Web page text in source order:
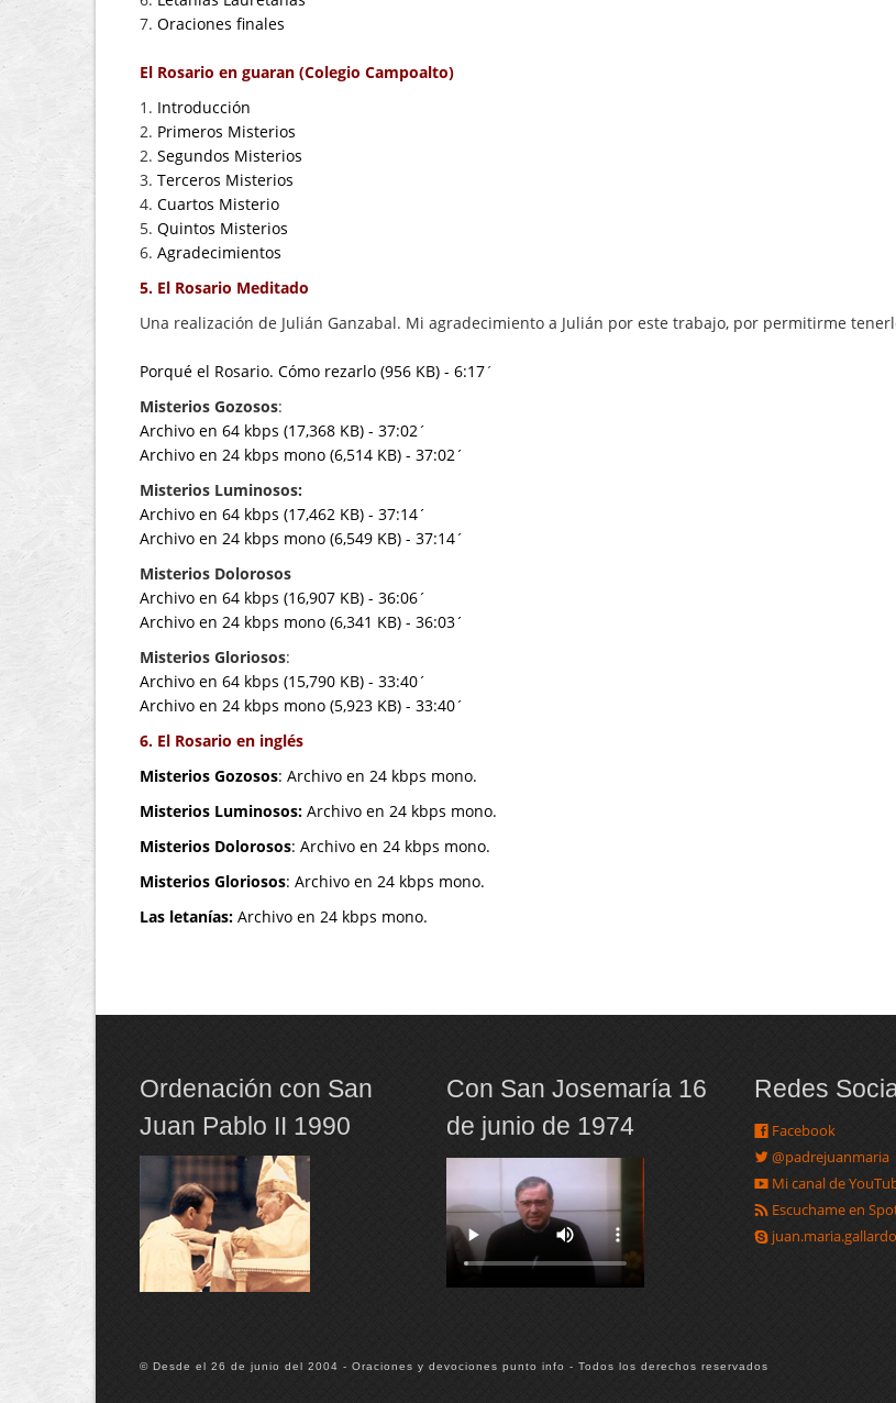
7. Oraciones finales
El Rosario en guaran (Colegio Campoalto)
1. Introducción
2. Primeros Misterios
2. Segundos Misterios
3. Terceros Misterios
4. Cuartos Misterio
5. Quintos Misterios
6. Agradecimientos
5. El Rosario Meditado
Una realización de Julián Ganzabal. Mi agradecimiento a Julián por este trabajo, por permitirme
Porqué el Rosario. Cómo rezarlo (956 KB) - 6:17´
Misterios Gozosos:
Archivo en 64 kbps (17,368 KB) - 37:02´
Archivo en 24 kbps mono (6,514 KB) - 37:02´
Misterios Luminosos:
Archivo en 64 kbps (17,462 KB) - 37:14´
Archivo en 24 kbps mono (6,549 KB) - 37:14´
Misterios Dolorosos
Archivo en 64 kbps (16,907 KB) - 36:06´
Archivo en 24 kbps mono (6,341 KB) - 36:03´
Misterios Gloriosos:
Archivo en 64 kbps (15,790 KB) - 33:40´
Archivo en 24 kbps mono (5,923 KB) - 33:40´
6. El Rosario en inglés
Misterios Gozosos: Archivo en 24 kbps mono.
Misterios Luminosos: Archivo en 24 kbps mono.
Misterios Dolorosos: Archivo en 24 kbps mono.
Misterios Gloriosos: Archivo en 24 kbps mono.
Las letanías: Archivo en 24 kbps mono.
Ordenación con San
Juan Pablo II 1990
Con San Josemaría 16
de junio de 1974
Redes
Facebook
@padrejuanmaria
Mi canal de
Escuchame en
juan.maria.gallardo
© Desde el 26 de junio del 2004 - Oraciones y devociones punto info - Todos los derechos reservados